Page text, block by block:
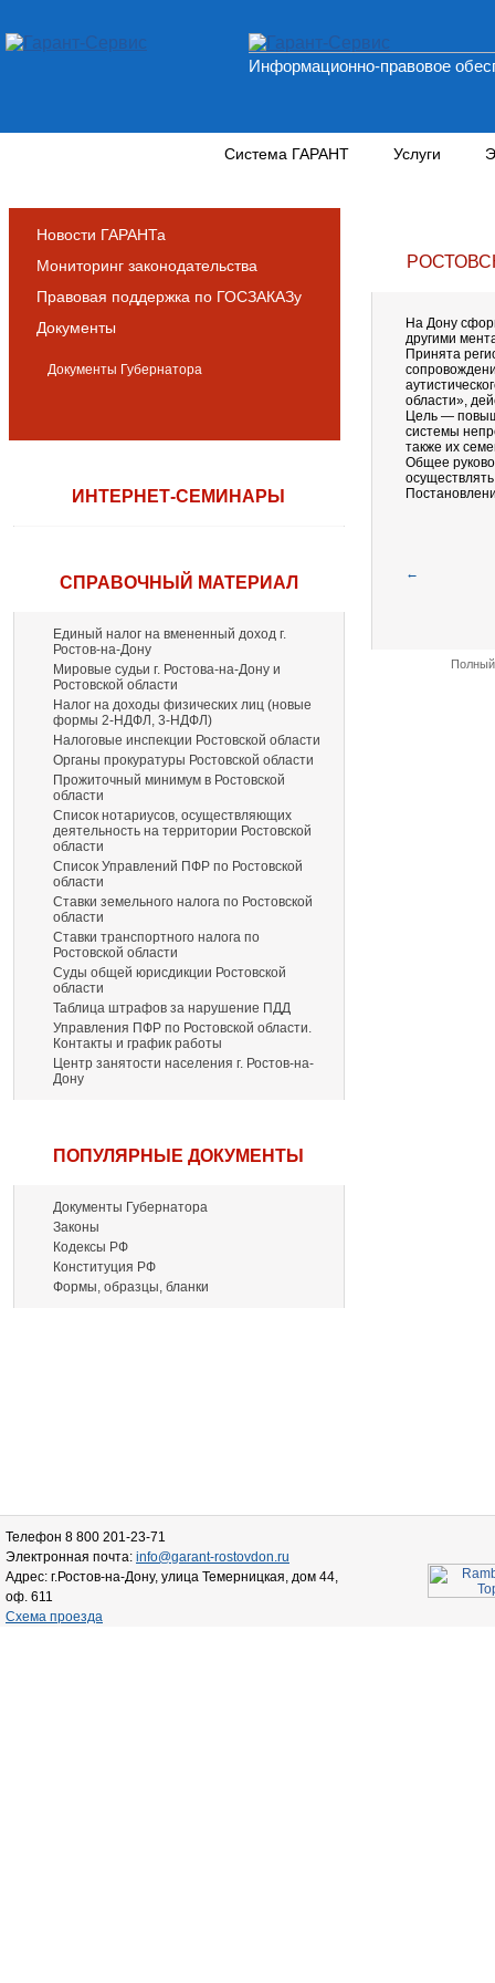
Информационно-правовое
Система ГАРАНТ Услуги
Новости ГАРАНТа
Мониторинг законодательства
Правовая поддержка по ГОСЗАКАЗу
Документы
Документы Губернатора
ИНТЕРНЕТ-СЕМИНАРЫ
СПРАВОЧНЫЙ МАТЕРИАЛ
Единый налог на вмененный доход г.
Ростов-на-Дону
Мировые судьи г. Ростова-на-Дону и
Ростовской области
Налог на доходы физических лиц (новые
формы 2-НДФЛ, 3-НДФЛ)
Налоговые инспекции Ростовской области
Органы прокуратуры Ростовской области
Прожиточный минимум в Ростовской
области
Список нотариусов, осуществляющих
деятельность на территории Ростовской
области
Список Управлений ПФР по Ростовской
области
Ставки земельного налога по Ростовской
области
Ставки транспортного налога по
Ростовской области
Суды общей юрисдикции Ростовской
области
Таблица штрафов за нарушение ПДД
Управления ПФР по Ростовской области.
Контакты и график работы
Центр занятости населения г. Ростов-на-
Дону
ПОПУЛЯРНЫЕ ДОКУМЕНТЫ
Документы Губернатора
Законы
Кодексы РФ
Конституция РФ
Формы, образцы, бланки
На Дону
другими
Принята
области»,
Цель —
системы
также их
Общее
←
Телефон 8 800 201-23-71
Электронная почта: info@garant-rostovdon.ru
Адрес: г.Ростов-на-Дону, улица Темерницкая, дом 44,
оф. 611
Схема проезда